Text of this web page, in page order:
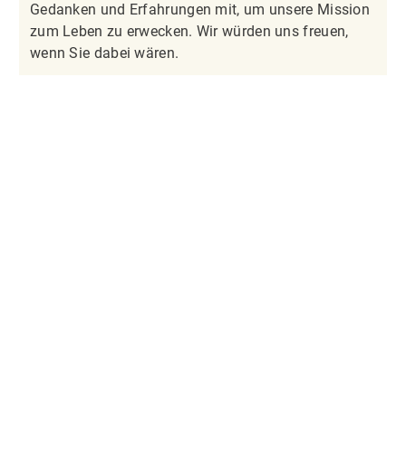
Gedanken und Erfahrungen mit, um unsere Mission
zum Leben zu erwecken. Wir würden uns freuen,
wenn Sie dabei wären.